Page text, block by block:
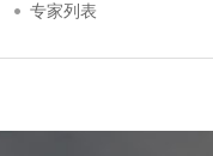
专家列表